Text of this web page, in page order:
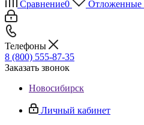
Сравнение0 Отложенные
Телефоны
8 (800) 555-87-35
Заказать звонок
Новосибирск
Личный кабинет